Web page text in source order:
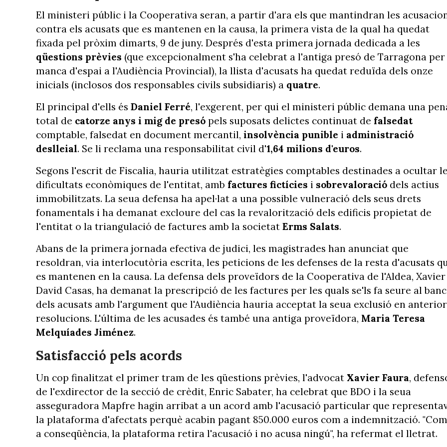
El ministeri públic i la Cooperativa seran, a partir d'ara els que mantindran les
contra els acusats que es mantenen en la causa, la primera vista de la qual ha quedat
fixada pel pròxim dimarts, 9 de juny. Després d'esta primera jornada dedicada a les
qüestions prèvies (que excepcionalment s'ha celebrat a l'antiga presó de Tarragona per
manca d'espai a l'Audiència Provincial), la llista d'acusats ha quedat reduïda dels onze
inicials (inclosos dos responsables civils subsidiaris) a quatre.
El principal d'ells és Daniel Ferré, l'exgerent, per qui el ministeri públic demana una
total de catorze anys i mig de presó pels suposats delictes continuat de falsedat
comptable, falsedat en document mercantil, insolvència punible i administració
deslleial. Se li reclama una responsabilitat civil d'1,64 milions d'euros.
Segons l'escrit de Fiscalia, hauria utilitzat estratègies comptables destinades a ocultar
dificultats econòmiques de l'entitat, amb factures fictícies i sobrevaloració dels actius
immobilitzats. La seua defensa ha apel·lat a una possible vulneració dels seus drets
fonamentals i ha demanat excloure del cas la revalorització dels edificis propietat de
l'entitat o la triangulació de factures amb la societat Erms Salats.
Abans de la primera jornada efectiva de judici, les magistrades han anunciat que
resoldran, via interlocutòria escrita, les peticions de les defenses de la resta d'acusats
es mantenen en la causa. La defensa dels proveïdors de la Cooperativa de l'Aldea, Xavier
David Casas, ha demanat la prescripció de les factures per les quals se'ls fa seure al banc
dels acusats amb l'argument que l'Audiència hauria acceptat la seua exclusió en
resolucions. L'última de les acusades és també una antiga proveïdora, Maria Teresa
Melquíades Jiménez.
Satisfacció pels acords
Un cop finalitzat el primer tram de les qüestions prèvies, l'advocat Xavier Faura,
de l'exdirector de la secció de crèdit, Enric Sabater, ha celebrat que BDO i la seua
asseguradora Mapfre hagin arribat a un acord amb l'acusació particular que
la plataforma d'afectats perquè acabin pagant 850.000 euros com a indemnització. "Com
a conseqüència, la plataforma retira l'acusació i no acusa ningú", ha refermat el lletrat.